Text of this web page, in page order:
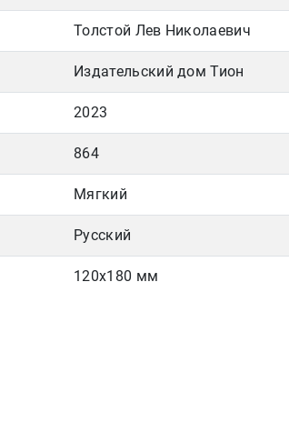
Толстой Лев Николаевич
Издательский дом Тион
2023
864
Мягкий
Русский
120х180 мм